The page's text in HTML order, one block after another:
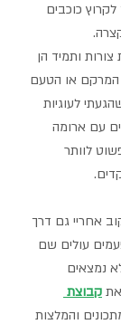
כוכבים
צורות ותמיד הן
המרקם או הטעם
לעוגיות
עם ארומה
לוותר
אחריי גם דרך
עולים שם
נמצאים
קבוצת
והמלצות